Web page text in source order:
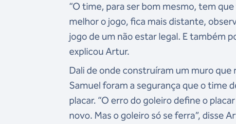
“O time, para ser bom mesmo, tem
melhor o jogo, fica mais distante,
jogo de um não estar legal. E também
explicou Artur.
Dali de onde construíram um muro
Samuel foram a segurança que o time
placar. “O erro do goleiro define o
novo. Mas o goleiro só se ferra”, disse